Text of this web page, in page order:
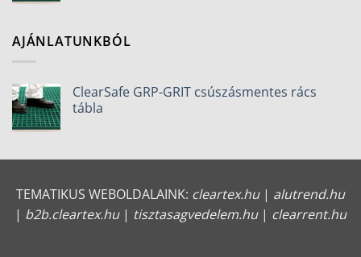
AJÁNLATUNKBÓL
ClearSafe GRP-GRIT csúszásmentes rács
tábla
TEMATIKUS WEBOLDALAINK: cleartex.hu| alutrend.hu
| b2b.cleartex.hu| tisztasagvedelem.hu| clearrent.hu